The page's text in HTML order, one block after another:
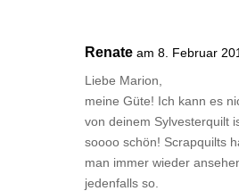
Renate am 8. Februar
Liebe Marion,
meine Güte! Ich kann es
von deinem Sylvesterquilt
soooo schön! Scrapquilts
man immer wieder
jedenfalls so.